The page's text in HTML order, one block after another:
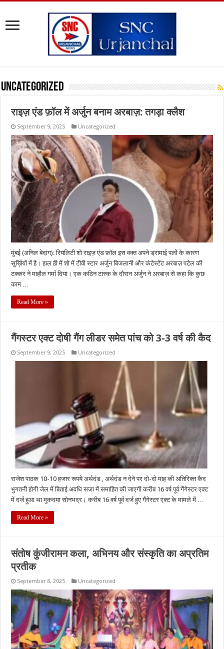
Uncategorized
राइज़ एंड फ़ॉल में अर्जुन बनाम अरबाज़: तगड़ा क्लैश
September 9, 2025 Uncategorized
मुंबई (अनिल बेदाग): रियलिटी शो राइज़ एंड फ़ॉल इस वक्त अपने ड्रामाई पलों के कारण
सुर्ख़ियों में है। हाल ही में शो में टीवी स्टार अर्जुन बिजलानी और कंटेस्टेंट अरबाज़ पटेल की
टक्कर ने माहौल गर्मा दिया। एक कठिन टास्क के दौरान अर्जुन ने अरबाज़ से कहा कि कुछ
काम …
Read More »
गैंगस्टर एक्ट दोषी गैंग लीडर समेत पांच को 3-3 वर्ष की कैद
September 9, 2025 Uncategorized
राजेश पाठक 10-10 हजार रूपये अर्थदंड , अर्थदंड न देने पर दो-दो माह की अतिरिक्त कैद
भुगतनी होगी जेल में बिताई अवधि सजा में समाहित की जाएगी करीब 16 वर्ष पूर्व गैंगेस्टर एक्ट
में दर्ज हुआ था मुकदमा सोनभद्र। करीब 16 वर्ष पूर्व दर्ज हुए गैंगेस्टर एक्ट के मामले में …
Read More »
संतोष कुंजीरामन कला, अभिनय और संस्कृति का अप्रतिम
प्रतीक
September 8, 2025 Uncategorized